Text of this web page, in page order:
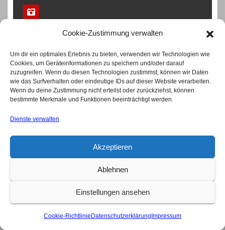
Cookie-Zustimmung verwalten
Um dir ein optimales Erlebnis zu bieten, verwenden wir Technologien wie
Cookies, um Geräteinformationen zu speichern und/oder darauf
zuzugreifen. Wenn du diesen Technologien zustimmst, können wir Daten
wie das Surfverhalten oder eindeutige IDs auf dieser Website verarbeiten.
Wenn du deine Zustimmung nicht erteilst oder zurückziehst, können
bestimmte Merkmale und Funktionen beeinträchtigt werden.
Dienste verwalten
Akzeptieren
Ablehnen
Einstellungen ansehen
Cookie-Richtlinie Datenschutzerklärung Impressum
Juli 12, 2026
MUSIKWELT